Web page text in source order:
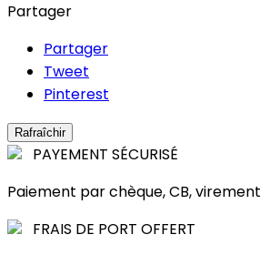
Partager
Partager
Tweet
Pinterest
PAYEMENT SÉCURISÉ
Paiement par chèque, CB, virement
FRAIS DE PORT OFFERT